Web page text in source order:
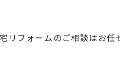
リフォームのご相談はお任